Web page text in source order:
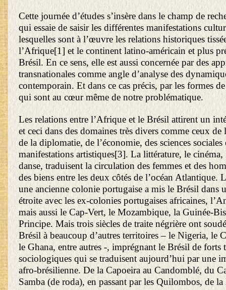
Cette journée d’études s’insère dans le champ de
qui essaie de saisir les différentes manifestations
lesquelles sont à l’œuvre les relations historiques
l’Afrique[1]et le continent latino-américain et plus
Brésil. En ce sens, elle est aussi concernée par des
transnationales comme angle d’analyse des
contemporain. Et dans ce cas précis, par les formes
qui sont au cœur même de notre problématique.
Les relations entre l’Afrique et le Brésil attirent un
et ceci dans des domaines très divers comme ceux
de la diplomatie, de l’économie, des sciences sociales
manifestations artistiques[3]. La littérature, le
danse, traduisent la circulation des femmes et des
des biens entre les deux côtés de l’océan Atlantique.
une ancienne colonie portugaise a mis le Brésil dans
étroite avec les ex-colonies portugaises africaines,
mais aussi le Cap-Vert, le Mozambique, la Guinée-
Principe. Mais trois siècles de traite négrière ont
Brésil à beaucoup d’autres territoires – le Nigeria, le
le Ghana, entre autres -, imprégnant le Brésil de forts
sociologiques qui se traduisent aujourd’hui par une
afro-brésilienne. De la Capoeira au Candomblé, du
Samba (de roda), en passant par les Quilombos, de